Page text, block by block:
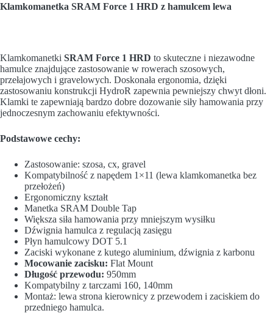
Klamkomanetka SRAM Force 1 HRD z hamulcem lewa
Klamkomanetki SRAM Force 1 HRD to skuteczne i niezawodne
hamulce znajdujące zastosowanie w rowerach szosowych,
przełajowych i gravelowych. Doskonała ergonomia, dzięki
zastosowaniu konstrukcji HydroR zapewnia pewniejszy chwyt dłoni.
Klamki te zapewniają bardzo dobre dozowanie siły hamowania przy
jednoczesnym zachowaniu efektywności.
Podstawowe cechy:
Zastosowanie: szosa, cx, gravel
Kompatybilność z napędem 1×11 (lewa klamkomanetka bez
przełożeń)
Ergonomiczny kształt
Manetka SRAM Double Tap
Większa siła hamowania przy mniejszym wysiłku
Dźwignia hamulca z regulacją zasięgu
Płyn hamulcowy DOT 5.1
Zaciski wykonane z kutego aluminium, dźwignia z karbonu
Mocowanie zacisku: Flat Mount
Długość przewodu: 950mm
Kompatybilny z tarczami 160, 140mm
Montaż: lewa strona kierownicy z przewodem i zaciskiem do
przedniego hamulca.